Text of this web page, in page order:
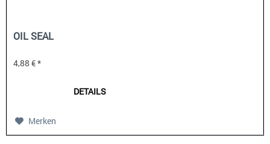
OIL SEAL
4,88 € *
DETAILS
Merken